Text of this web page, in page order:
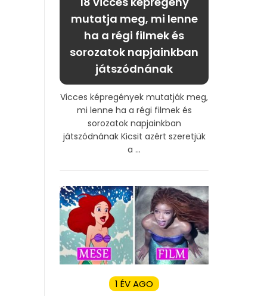
mutatja meg, mi lenne
ha a régi filmek és
sorozatok napjainkban
játszódnának
Vicces képregények mutatják meg,
mi lenne ha a régi filmek és
sorozatok napjainkban
játszódnának Kicsit azért szeretjük
a ...
1 ÉV AGO